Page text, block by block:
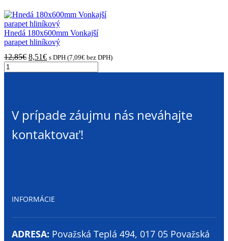
Hnedá 180x600mm Vonkajší
parapet hliníkový
12,85€ Pôvodná
bola:
8,51€Aktuálna
je:
s DPH (7,09€ bez DPH)
množstvo
Hnedá
hliníkový
V prípade záujmu nás neváhajte
kontaktovať!
INFORMÁCIE
ADRESA: Považská Teplá 494, 017 05 Považská